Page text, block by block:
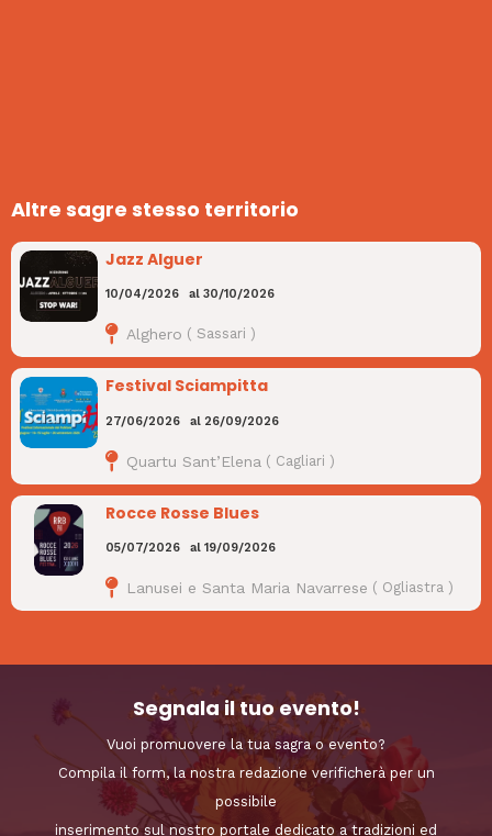
Altre sagre stesso territorio
Jazz Alguer
10/04/2026 al 30/10/2026
Alghero ( Sassari )
Festival Sciampitta
27/06/2026 al 26/09/2026
Quartu Sant’Elena ( Cagliari )
Rocce Rosse Blues
05/07/2026 al 19/09/2026
Lanusei e Santa Maria Navarrese ( Ogliastra)
Segnala il tuo evento!
Vuoi promuovere la tua sagra o evento?
Compila il form, la nostra redazione verificherà per un
possibile
inserimento sul nostro portale dedicato a tradizioni ed